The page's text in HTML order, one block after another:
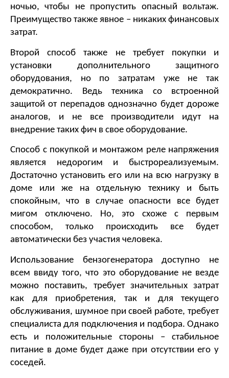
ночью, чтобы не пропустить опасный вольтаж.
Преимущество также явное – никаких финансовых
затрат.
Второй способ также не требует покупки и
установки дополнительного защитного
оборудования, но по затратам уже не так
демократично. Ведь техника со встроенной
защитой от перепадов однозначно будет дороже
аналогов, и не все производители идут на
внедрение таких фич в свое оборудование.
Способ с покупкой и монтажом реле напряжения
является недорогим и быстрореализуемым.
Достаточно установить его или на всю нагрузку в
доме или же на отдельную технику и быть
спокойным, что в случае опасности все будет
мигом отключено. Но, это схоже с первым
способом, только происходить все будет
автоматически без участия человека.
Использование бензогенератора доступно не
всем ввиду того, что это оборудование не везде
можно поставить, требует значительных затрат
как для приобретения, так и для текущего
обслуживания, шумное при своей работе, требует
специалиста для подключения и подбора. Однако
есть и положительные стороны – стабильное
питание в доме будет даже при отсутствии его у
соседей.